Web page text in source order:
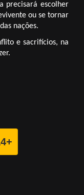
precisará escolher
ou se tornar
nações.
e sacrifícios, na